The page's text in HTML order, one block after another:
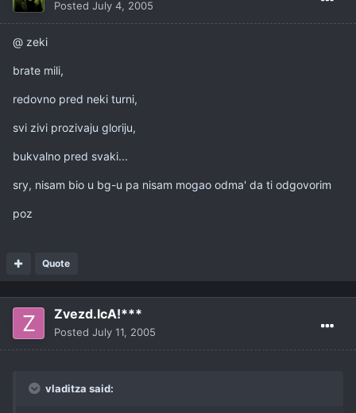
Posted July 4, 2005
@ zeki
brate mili,
redovno pred neki turni,
svi zivi prozivaju gloriju,
bukvalno pred svaki...
sry, nisam bio u bg-u pa nisam mogao odma' da ti odgovorim
poz
Quote
Zvezd.IcA!***
Posted July 11, 2005
vladitza said: